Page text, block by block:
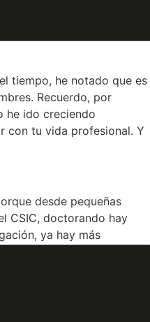
tiempo, he notado que es
Recuerdo, por
he ido creciendo
con tu vida profesional. Y
desde pequeñas
CSIC, doctorando hay
ya hay más